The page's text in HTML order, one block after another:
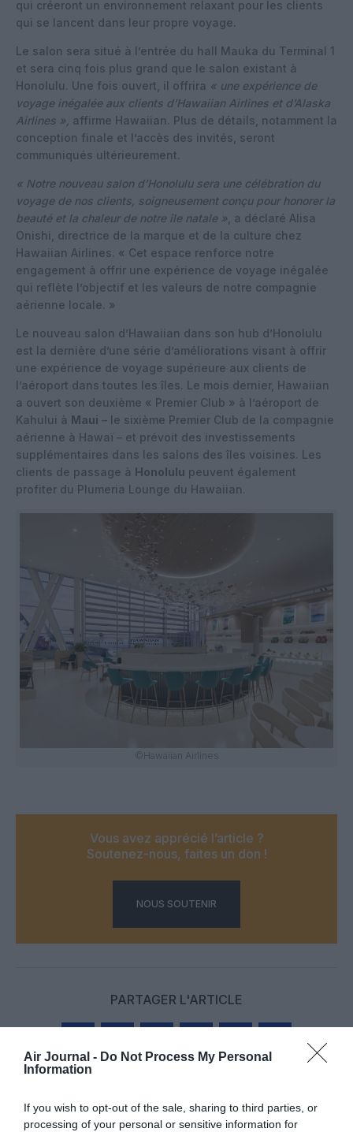
Air Journal - Do Not Process My Personal
Information
If you wish to opt-out of the sale, sharing to third parties, or
processing of your personal or sensitive information for
qui créeront un environnement relaxant pour les clients
qui se lancent dans leur propre voyage.
Le salon sera situé à l’entrée du hall Mauka du Terminal 1
et sera cinq fois plus grand que le salon existant à
Honolulu. Une fois ouvert, il offrira « une expérience de
voyage inégalée aux clients d’Hawaiian Airlines et d’Alaska
Airlines », affirme Hawaiian. Plus de détails, notamment la
conception finale et l’accès des invités, seront
communiqués ultérieurement.
« Notre nouveau salon d’Honolulu sera une célébration du
voyage de nos clients, soigneusement conçu pour honorer la
beauté et la chaleur de notre île natale » , a déclaré Alisa
Onishi, directrice de la marque et de la culture chez
Hawaiian Airlines. « Cet espace renforce notre
engagement à offrir une expérience de voyage inégalée
qui reflète l’objectif et les valeurs de notre compagnie
aérienne locale. »
Le nouveau salon d’Hawaiian dans son hub d’Honolulu
est la dernière d’une série d’améliorations visant à offrir
une expérience de voyage supérieure aux clients de
l’aéroport dans toutes les îles. Le mois dernier, Hawaiian
a ouvert son deuxième « Premier Club » à l’aéroport de
Kahului à Maui – le sixième Premier Club de la compagnie
aérienne à Hawaï – et prévoit des investissements
supplémentaires dans les salons des îles voisines. Les
clients de passage à Honolulu peuvent également
profiter du Plumeria Lounge du Hawaiian.
©Hawaiian Airlines
Vous avez apprécié l’article ?
Soutenez-nous, faites un don !
NOUS SOUTENIR
PARTAGER L'ARTICLE
Facebook